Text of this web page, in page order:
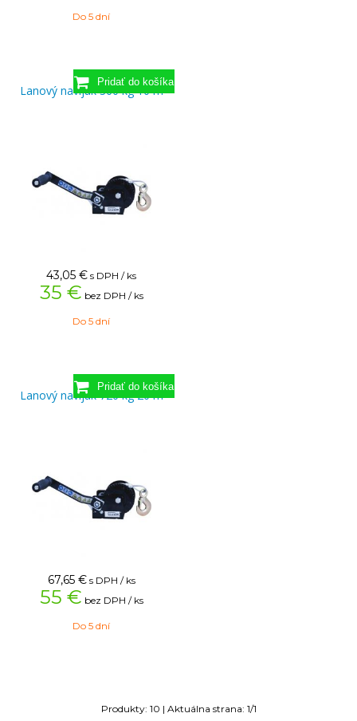
Do 5 dní
Lanový navijak 360 kg 10 m
43,05 € s DPH / ks
35 € bez DPH / ks
Do 5 dní
Lanový navijak 720 kg 20 m
67,65 € s DPH / ks
55 € bez DPH / ks
Do 5 dní
Produkty: 10 | Aktuálna strana: 1/1